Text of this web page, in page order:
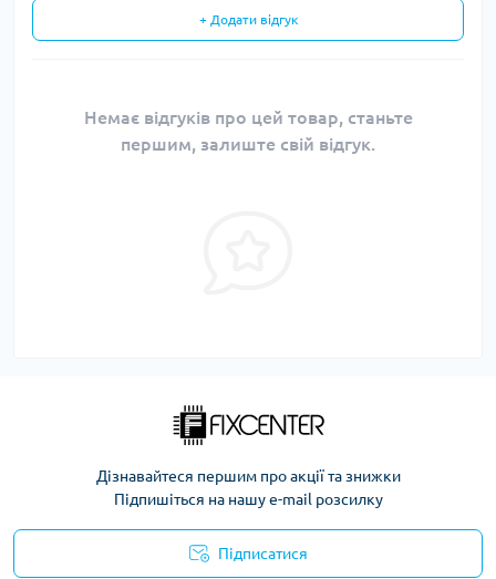
+ Додати відгук
Немає відгуків про цей товар, станьте
першим, залиште свій відгук.
Дізнавайтеся першим про акції та знижки
Підпишіться на нашу e-mail розсилку
Підписатися